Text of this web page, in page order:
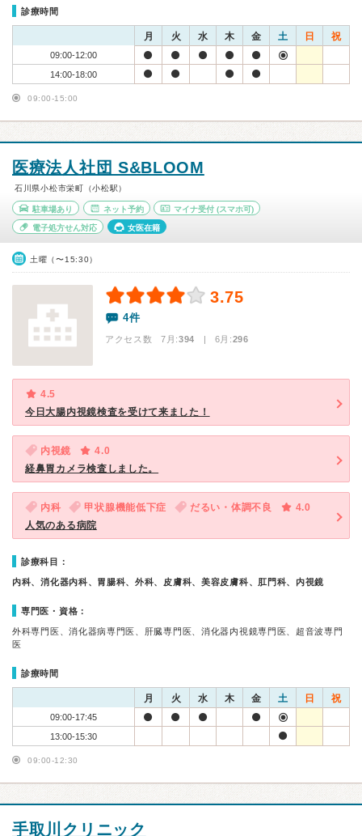
診療時間
月 火 水 木 金 土 日 祝
09:00-12:00
14:00-18:00
09:00-15:00
医療法人社団 S&BLOOM
石川県小松市栄町（小松駅）
駐車場あり ネット予約 マイナ受付 (スマホ可)
電子処方せん対応 女医在籍
土曜（〜15:30）
3.75
4件
アクセス数 7月:394 | 6月:296
4.5
今日大腸内視鏡検査を受けて来ました！
内視鏡
4.0
経鼻胃カメラ検査しました。
内科 甲状腺機能低下症 だるい・体調不良
4.0
人気のある病院
診療科目：
内科、消化器内科、胃腸科、外科、皮膚科、美容皮膚科、肛門科、内視鏡
専門医・資格：
外科専門医、消化器病専門医、肝臓専門医、消化器内視鏡専門医、超音波専門
医
診療時間
月 火 水 木 金 土 日 祝
09:00-17:45
13:00-15:30
09:00-12:30
手取川クリニック